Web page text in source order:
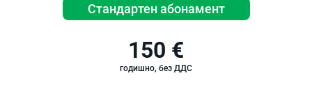
Стандартен абонамент
150 €
годишно, без ДДС